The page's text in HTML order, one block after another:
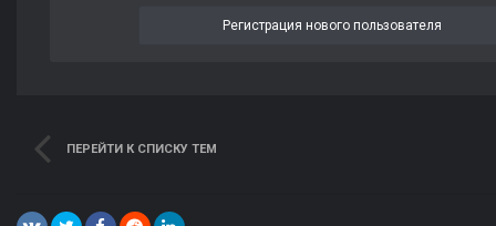
Регистрация нового пользователя
ПЕРЕЙТИ К СПИСКУ ТЕМ